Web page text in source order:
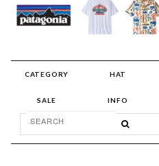
CATEGORY HAT
SALE INFO